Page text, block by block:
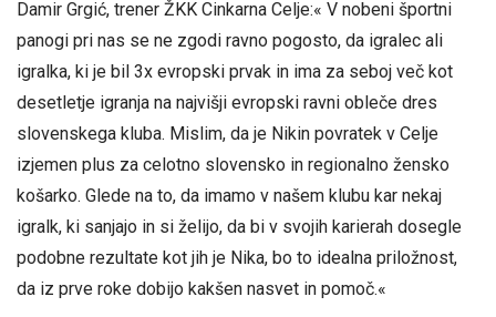
Damir Grgić, trener ŽKK Cinkarna Celje:« V nobeni športni
panogi pri nas se ne zgodi ravno pogosto, da igralec ali
igralka, ki je bil 3x evropski prvak in ima za seboj več kot
desetletje igranja na najvišji evropski ravni obleče dres
slovenskega kluba. Mislim, da je Nikin povratek v Celje
izjemen plus za celotno slovensko in regionalno žensko
košarko. Glede na to, da imamo v našem klubu kar nekaj
igralk, ki sanjajo in si želijo, da bi v svojih karierah dosegle
podobne rezultate kot jih je Nika, bo to idealna priložnost,
da iz prve roke dobijo kakšen nasvet in pomoč.«